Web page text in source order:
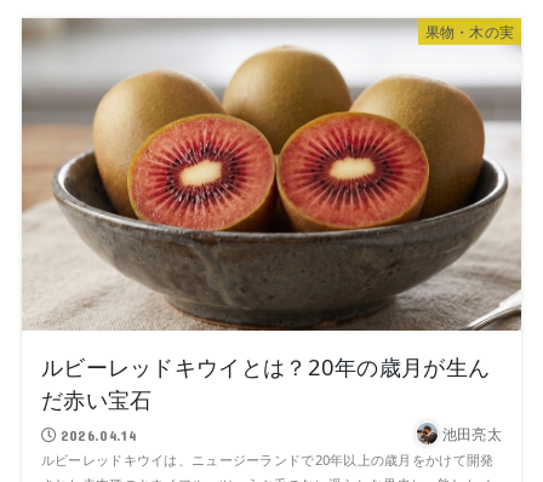
果物・木の実
ルビーレッドキウイとは？20年の歳月が生ん
だ赤い宝石
2026.04.14 池田亮太
ルビーレッドキウイは、ニュージーランドで20年以上の歳月をかけて開発